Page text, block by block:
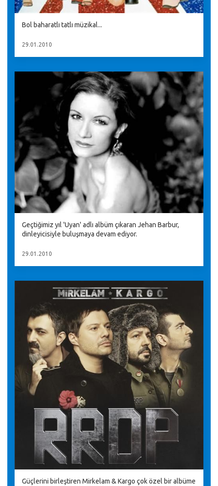
Bol baharatlı tatlı müzikal...
29.01.2010
Geçtiğimiz yıl 'Uyan' adlı albüm çıkaran Jehan Barbur,
dinleyicisiyle buluşmaya devam ediyor.
29.01.2010
Güçlerini birleştiren Mirkelam & Kargo çok özel bir albüme